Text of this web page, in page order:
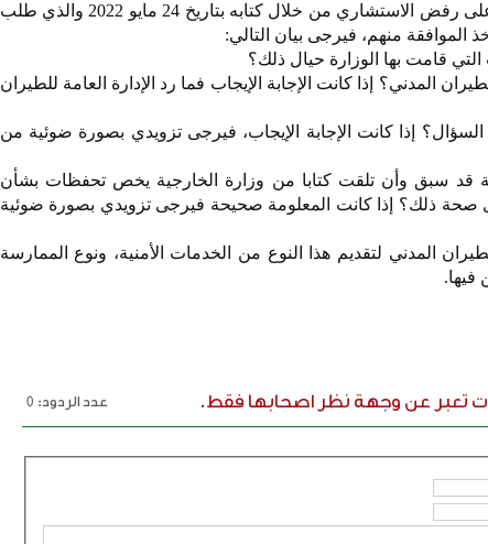
2 - نمى إلى علمي قيام المقاول بالاعتراض على رفض الاستشاري من خلال كتابه بتاريخ 24 مايو 2022 والذي طلب
الموافقة منهم، فيرجى بيان التالي:
قامت بها الوزارة حيال ذلك؟
المدني؟ إذا كانت الإجابة الإيجاب فما رد الإدارة العامة للطيران
السؤال؟ إذا كانت الإجابة الإيجاب، فيرجى تزويدي بصورة ضوئية من
قد سبق وأن تلقت كتابا من وزارة الخارجية يخص تحفظات بشأن
صحة ذلك؟ إذا كانت المعلومة صحيحة فيرجى تزويدي بصورة ضوئية
المدني لتقديم هذا النوع من الخدمات الأمنية، ونوع الممارسة
فيها.
تعبر عن وجهة نظر اصحابها فقط.
عدد الردود: 0